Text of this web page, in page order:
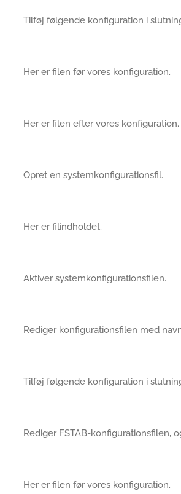
Tilføj følgende konfiguration i
Her er filen før vores konfiguration.
Her er filen efter vores konfiguration.
Opret en systemkonfigurationsfil.
Her er filindholdet.
Aktiver systemkonfigurationsfilen.
Rediger konfigurationsfilen med
Tilføj følgende konfiguration i
Rediger FSTAB-konfigurationsfilen,
Her er filen før vores konfiguration.